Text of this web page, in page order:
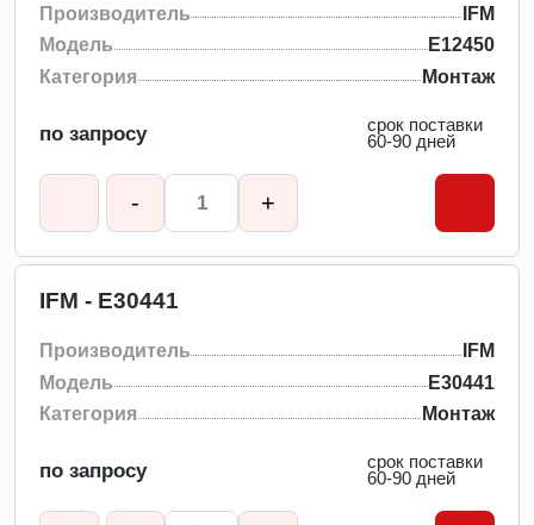
Производитель
IFM
Модель
E12450
Категория
Монтаж
по запросу
срок поставки
60-90 дней
- +
IFM - E30441
Производитель
IFM
Модель
E30441
Категория
Монтаж
по запросу
срок поставки
60-90 дней